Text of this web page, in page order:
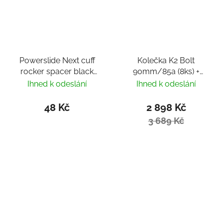
Powerslide Next cuff
rocker spacer black
(1ks)
Ihned k odeslání
48 Kč
Kolečka K2 Bolt
90mm/85a (8ks) +
ložiska ILQ 9
Ihned k odeslání
2 898 Kč
3 689 Kč